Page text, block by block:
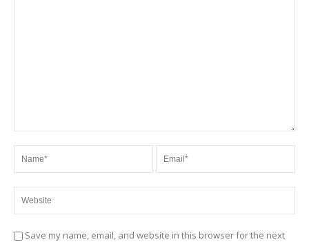
Save my name, email, and website in this browser for the next